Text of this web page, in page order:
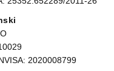
2020008799